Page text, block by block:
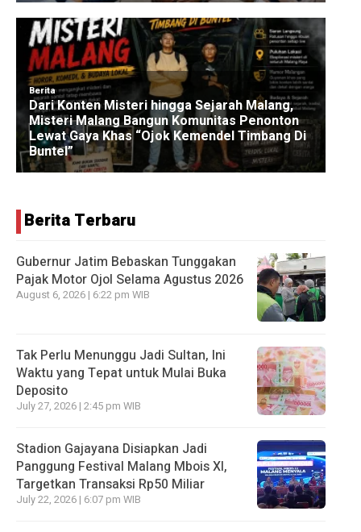
Berita Terbaru
Gubernur Jatim Bebaskan Tunggakan
Pajak Motor Ojol Selama Agustus 2026
August 6, 2026 | 6:22 pm WIB
Tak Perlu Menunggu Jadi Sultan, Ini
Waktu yang Tepat untuk Mulai Buka
Deposito
July 27, 2026 | 2:45 pm WIB
Stadion Gajayana Disiapkan Jadi
Panggung Festival Malang Mbois XI,
Targetkan Transaksi Rp50 Miliar
July 22, 2026 | 6:07 pm WIB